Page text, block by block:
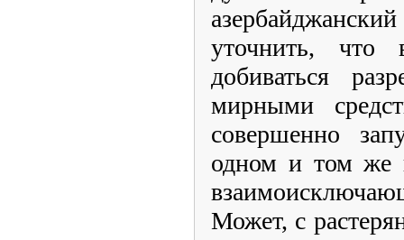
уточнить, что
добиваться
мирными
совершенно
одном и том же
Может, с